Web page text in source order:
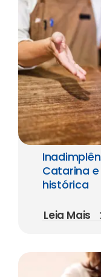
Catarina
histórica
Leia Mais